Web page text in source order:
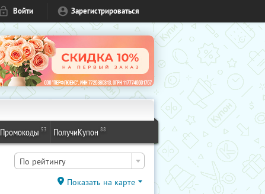
Войти Зарегистрироваться
Промокоды 53 ПолучиКупон 88
По рейтингу
Показать на карте